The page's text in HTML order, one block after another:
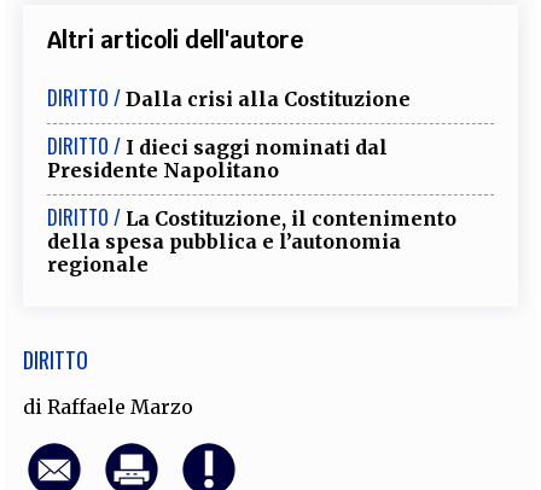
ALTRO
TEAM
FILODIRITTO REDAZIONE COMITATO SCIENTIFICO
FOTOGRAFI
PARTNER COLLABORA CON NOI
Altri articoli dell'autore
DIRITTO / Dalla crisi alla Costituzione
DIRITTO / I dieci saggi nominati dal
Presidente Napolitano
DIRITTO / La Costituzione, il contenimento
della spesa pubblica e l’autonomia
regionale
DIRITTO
diRaffaele Marzo